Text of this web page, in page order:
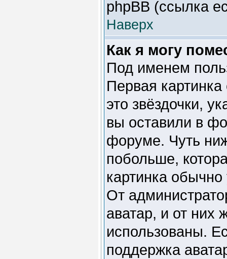
phpBB (ссылка
Наверх
Как я могу
Под именем
Первая
это звёздочки,
вы оставили в
форуме. Чуть
побольше,
картинка
От
аватар, и от них
использованы.
поддержка